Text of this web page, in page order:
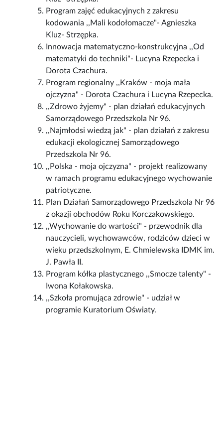
Program zajęć edukacyjnych z zakresu
kodowania ,,Mali kodołomacze"- Agnieszka
Kluz- Strzępka.
Innowacja matematyczno-konstrukcyjna ,,Od
matematyki do techniki"- Lucyna Rzepecka i
Dorota Czachura.
Program regionalny ,,Kraków - moja mała
ojczyzna" - Dorota Czachura i Lucyna Rzepecka.
,,Zdrowo żyjemy" - plan działań edukacyjnych
Samorządowego Przedszkola Nr 96.
,,Najmłodsi wiedzą jak" - plan działań z zakresu
edukacji ekologicznej Samorządowego
Przedszkola Nr 96.
,,Polska - moja ojczyzna" - projekt realizowany
w ramach programu edukacyjnego wychowanie
patriotyczne.
Plan Działań Samorządowego Przedszkola Nr 96
z okazji obchodów Roku Korczakowskiego.
,,Wychowanie do wartości" - przewodnik dla
nauczycieli, wychowawców, rodziców dzieci w
wieku przedszkolnym, E. Chmielewska IDMK im.
J. Pawła II.
Program kółka plastycznego ,,Smocze talenty" -
Iwona Kołakowska.
,,Szkoła promująca zdrowie" - udział w
programie Kuratorium Oświaty.